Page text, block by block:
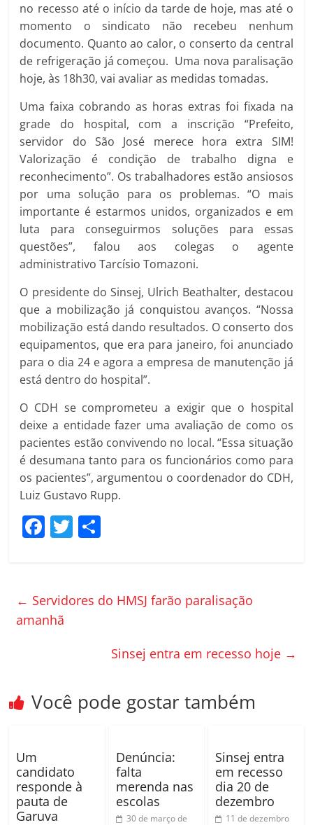
no recesso até o início da tarde de hoje, mas até o
momento o sindicato não recebeu nenhum
documento. Quanto ao calor, o conserto da central
de refrigeração já começou. Uma nova paralisação
hoje, às 18h30, vai avaliar as medidas tomadas.
Uma faixa cobrando as horas extras foi fixada na
grade do hospital, com a inscrição “Prefeito,
servidor do São José merece hora extra SIM!
Valorização é condição de trabalho digna e
reconhecimento”. Os trabalhadores estão ansiosos
por uma solução para os problemas. “O mais
importante é estarmos unidos, organizados e em
luta para conseguirmos soluções para essas
questões”, falou aos colegas o agente
administrativo Tarcísio Tomazoni.
O presidente do Sinsej, Ulrich Beathalter, destacou
que a mobilização já conquistou avanços. “Nossa
mobilização está dando resultados. O conserto dos
equipamentos, que era para janeiro, foi anunciado
para o dia 24 e agora a empresa de manutenção já
está dentro do hospital”.
O CDH se comprometeu a exigir que o hospital
deixe a entidade fazer uma avaliação de como os
pacientes estão convivendo no local. “Essa situação
é desumana tanto para os funcionários como para
os pacientes”, argumentou o coordenador do CDH,
Luiz Gustavo Rupp.
F
e
b
T
er p
h
← Servidores do HMSJ farão paralisação
amanhã
Sinsej entra em recesso hoje →
Você pode gostar também
Um
candidato
responde à
pauta de
Garuva
Denúncia:
falta
merenda nas
escolas
30 de março de
Sinsej entra
em recesso
dia 20 de
dezembro
11 de dezembro